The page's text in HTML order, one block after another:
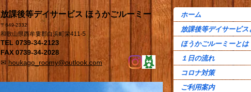
​放課後等デイサービス ほうかごルーミー
〒649-2332
和歌山県西牟婁郡白浜町栄411-5
TEL 0739-34-2123
FAX 0739-34-2028
✉ houkago_roomy@outlook.com
ホーム
放課後等デイサービス
ほうかごルーミーとは
１日の流れ
コロナ対策
ご利用案内